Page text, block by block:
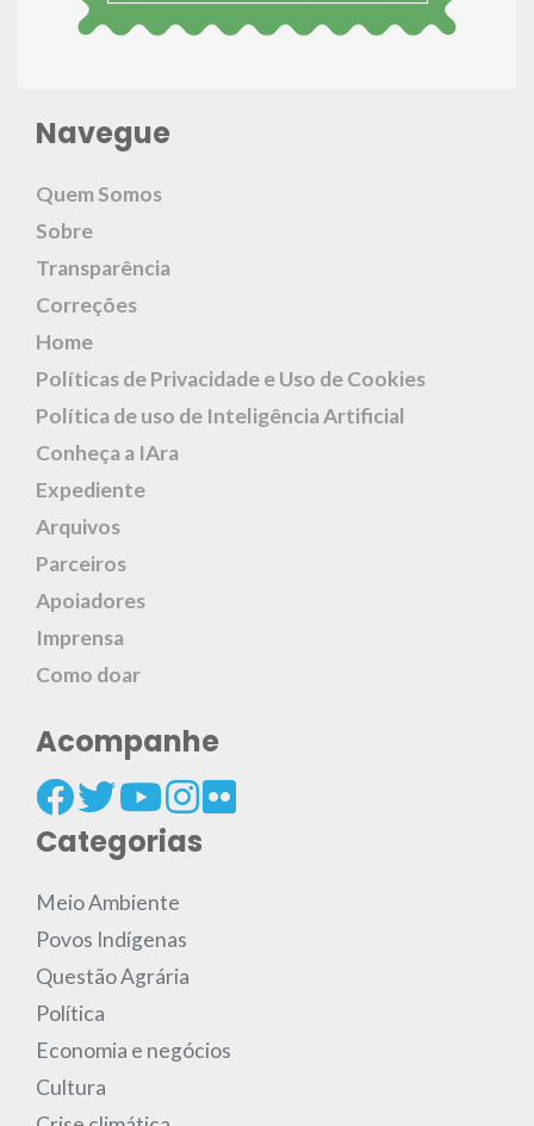
Navegue
Quem Somos
Sobre
Transparência
Correções
Home
Políticas de Privacidade e Uso de Cookies
Política de uso de Inteligência Artificial
Conheça a IAra
Expediente
Arquivos
Parceiros
Apoiadores
Imprensa
Como doar
Acompanhe
Categorias
Meio Ambiente
Povos Indígenas
Questão Agrária
Política
Economia e negócios
Cultura